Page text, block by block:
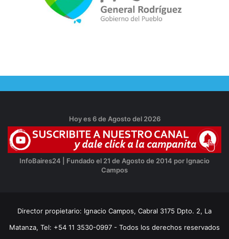
Hoy es 6 de Agosto del 2026
InfoBaires24 | Fundado el 21 de Agosto de 2014 por Ignacio
Campos
Director propietario: Ignacio Campos, Cabral 3175 Dpto. 2, La
Matanza, Tel: +54 11 3530-0997 - Todos los derechos reservados